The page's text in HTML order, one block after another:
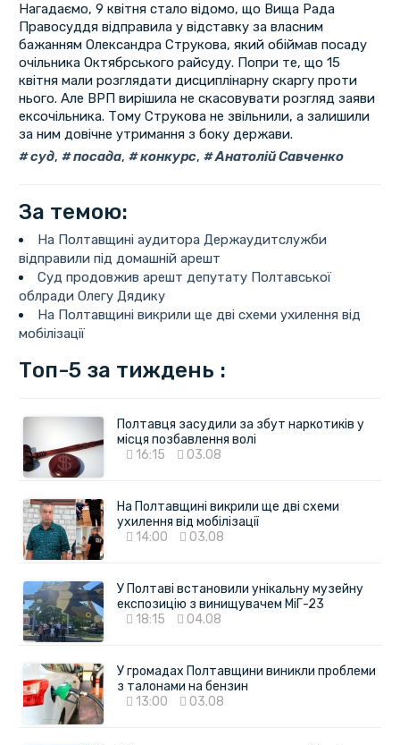
Нагадаємо, 9 квітня стало відомо, що Вища Рада
Правосуддя відправила у відставку за власним
бажанням Олександра Струкова, який обіймав посаду
очільника Октябрського райсуду. Попри те, що 15
квітня мали розглядати дисциплінарну скаргу проти
нього. Але ВРП вирішила не скасовувати розгляд заяви
ексочільника. Тому Струкова не звільнили, а залишили
за ним довічне утримання з боку держави.
суд, посада, конкурс, Анатолій Савченко
За темою:
На Полтавщині аудитора Держаудитслужби
відправили під домашній арешт
Суд продовжив арешт депутату Полтавської
облради Олегу Дядику
На Полтавщині викрили ще дві схеми ухилення від
мобілізації
Топ-5 за тиждень :
Полтавця засудили за збут наркотиків у
місця позбавлення волі
16:15
03.08
На Полтавщині викрили ще дві схеми
ухилення від мобілізації
14:00
03.08
У Полтаві встановили унікальну музейну
експозицію з винищувачем МіГ-23
18:15
04.08
У громадах Полтавщини виникли проблеми
з талонами на бензин
13:00
03.08